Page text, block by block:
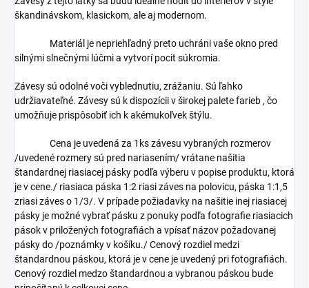
škandinávskom, klasickom, ale aj modernom.
Materiál je nepriehľadný preto uchráni vaše okno pred
silnými slnečnými lúčmi a vytvorí pocit súkromia.
Závesy sú odolné voči vyblednutiu, zrážaniu. Sú ľahko
udržiavateľné. Závesy sú k dispozícii v širokej palete farieb , čo
umožňuje prispôsobiť ich k akémukoľvek štýlu.
Cena je uvedená za 1ks závesu vybraných rozmerov
/uvedené rozmery sú pred nariasením/ vrátane našitia
štandardnej riasiacej pásky podľa výberu v popise produktu, ktorá
je v cene./ riasiaca páska 1:2 riasi záves na polovicu, páska 1:1,5
zriasi záves o 1/3/. V prípade požiadavky na našitie inej riasiacej
pásky je možné vybrať pásku z ponuky podľa fotografie riasiacich
pások v priložených fotografiách a vpísať názov požadovanej
pásky do /poznámky v košíku./ Cenový rozdiel medzi
štandardnou páskou, ktorá je v cene je uvedený pri fotografiách.
Cenový rozdiel medzo štandardnou a vybranou páskou bude